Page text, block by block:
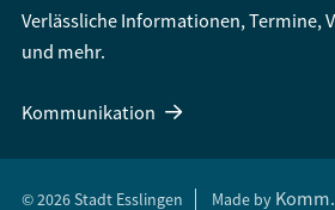
Verlässliche Informationen, Termine,
und mehr.
Kommunikation
© 2026 Stadt Esslingen Made by